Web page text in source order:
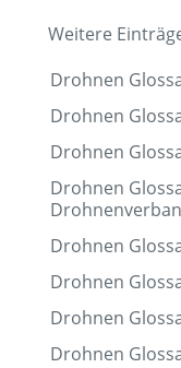
Weitere
Drohnen
Drohnen
Drohnen
Drohnen
Drohnen
Drohnen
Drohnen
Drohnen